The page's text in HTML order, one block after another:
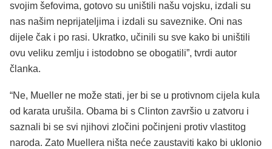
svojim šefovima, gotovo su uništili našu vojsku, izdali su
nas našim neprijateljima i izdali su saveznike. Oni nas
dijele čak i po rasi. Ukratko, učinili su sve kako bi uništili
ovu veliku zemlju i istodobno se obogatili”, tvrdi autor
članka.
“Ne, Mueller ne može stati, jer bi se u protivnom cijela kula
od karata urušila. Obama bi s Clinton završio u zatvoru i
saznali bi se svi njihovi zločini počinjeni protiv vlastitog
naroda. Zato Muellera ništa neće zaustaviti kako bi uklonio